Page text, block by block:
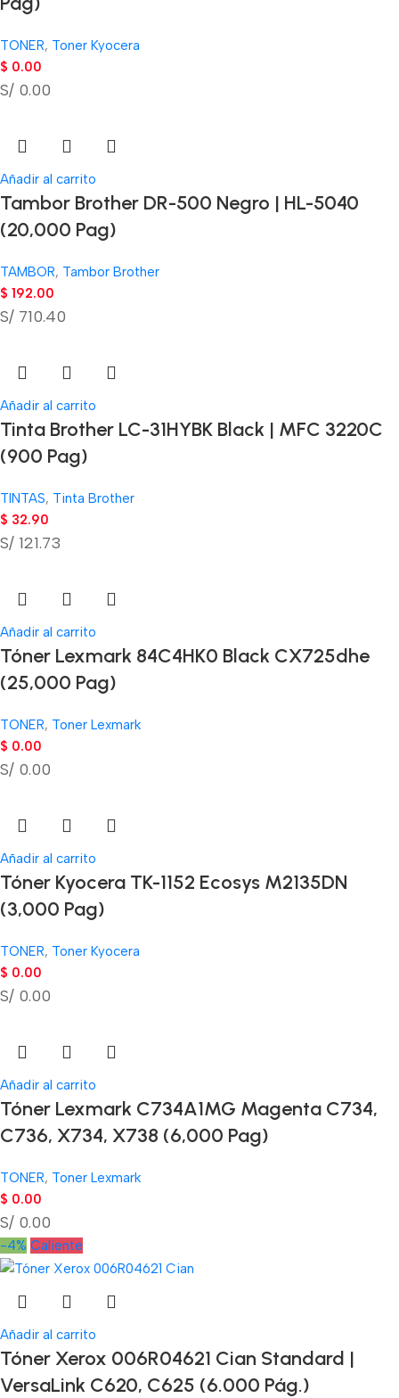
TONER, Toner Kyocera
$ 0.00
S/ 0.00
Añadir al carrito
Tambor Brother DR-500 Negro | HL-5040
(20,000 Pag)
TAMBOR, Tambor Brother
$ 192.00
S/ 710.40
Añadir al carrito
Tinta Brother LC-31HYBK Black | MFC 3220C
(900 Pag)
TINTAS, Tinta Brother
$ 32.90
S/ 121.73
Añadir al carrito
Tóner Lexmark 84C4HK0 Black CX725dhe
(25,000 Pag)
TONER, Toner Lexmark
$ 0.00
S/ 0.00
Añadir al carrito
Tóner Kyocera TK-1152 Ecosys M2135DN
(3,000 Pag)
TONER, Toner Kyocera
$ 0.00
S/ 0.00
Añadir al carrito
Tóner Lexmark C734A1MG Magenta C734,
C736, X734, X738 (6,000 Pag)
TONER, Toner Lexmark
$ 0.00
S/ 0.00
-4% Caliente
Añadir al carrito
Tóner Xerox 006R04621 Cian Standard |
VersaLink C620, C625 (6.000 Pág.)